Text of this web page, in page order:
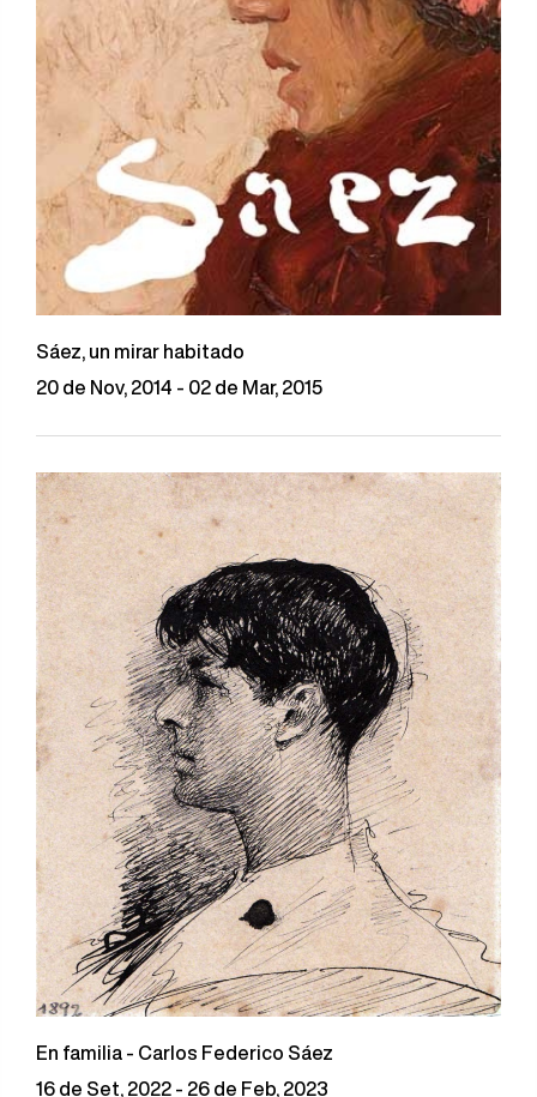
Sáez, un mirar habitado
20 de Nov, 2014 - 02 de Mar, 2015
En familia - Carlos Federico Sáez
16 de Set, 2022 - 26 de Feb, 2023